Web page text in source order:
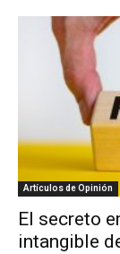
Artículos de Opinión
El secreto
intangible